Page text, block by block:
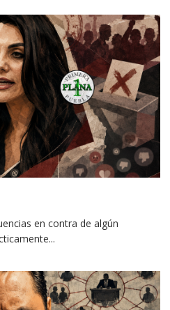
en contra de algún